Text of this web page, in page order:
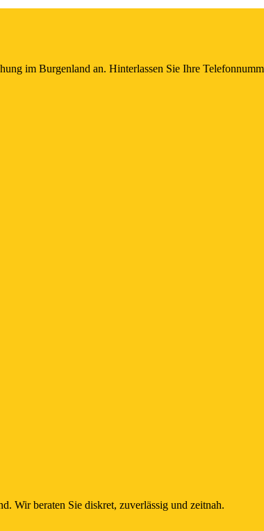
im Burgenland an. Hinterlassen Sie Ihre
Wir beraten Sie diskret, zuverlässig und zeitnah.